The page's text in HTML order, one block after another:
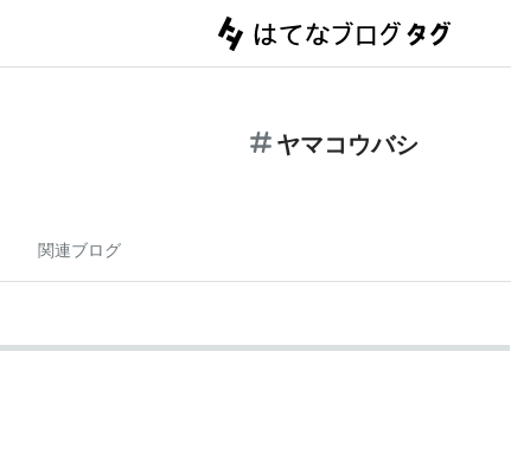
ヤマコウバシ
関連ブログ